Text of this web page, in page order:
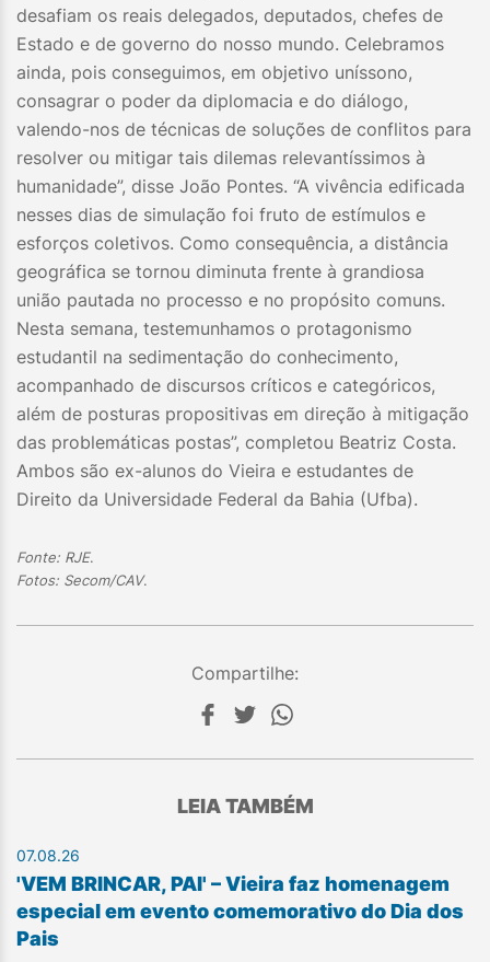
desafiam os reais delegados, deputados, chefes de
Estado e de governo do nosso mundo. Celebramos
ainda, pois conseguimos, em objetivo uníssono,
consagrar o poder da diplomacia e do diálogo,
valendo-nos de técnicas de soluções de conflitos para
resolver ou mitigar tais dilemas relevantíssimos à
humanidade”, disse João Pontes. “A vivência edificada
nesses dias de simulação foi fruto de estímulos e
esforços coletivos. Como consequência, a distância
geográfica se tornou diminuta frente à grandiosa
união pautada no processo e no propósito comuns.
Nesta semana, testemunhamos o protagonismo
estudantil na sedimentação do conhecimento,
acompanhado de discursos críticos e categóricos,
além de posturas propositivas em direção à mitigação
das problemáticas postas”, completou Beatriz Costa.
Ambos são ex-alunos do Vieira e estudantes de
Direito da Universidade Federal da Bahia (Ufba).
Fonte: RJE.
Fotos: Secom/CAV.
Compartilhe:
LEIA TAMBÉM
07.08.26
'VEM BRINCAR, PAI' – Vieira faz homenagem
especial em evento comemorativo do Dia dos
Pais